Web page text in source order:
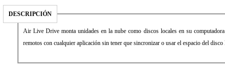
DESCRIPCIÓN
Air Live Drive monta unidades en la nube como discos locales en su
remotos con cualquier aplicación sin tener que sincronizar o usar el espacio del disco